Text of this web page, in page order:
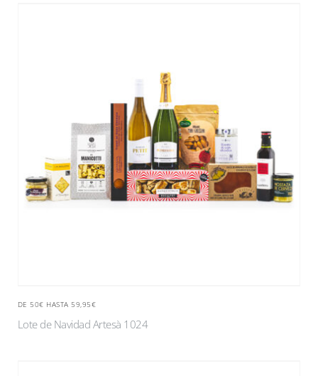
DE 50€ HASTA 59,95€
Lote de Navidad Artesà 1024